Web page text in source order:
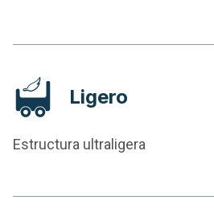
Ligero
Estructura ultraligera